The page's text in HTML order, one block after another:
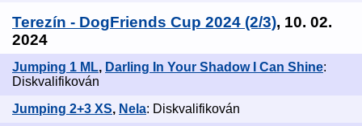
Terezín - DogFriends Cup 2024 (2/3), 10. 02.
2024
Jumping 1 ML, Darling In Your Shadow I Can Shine:
Diskvalifikován
Jumping 2+3 XS, Nela: Diskvalifikován